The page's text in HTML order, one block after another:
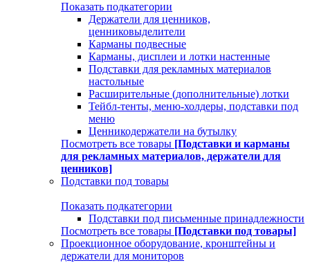
Показать подкатегории
Держатели для ценников,
ценниковыделители
Карманы подвесные
Карманы, дисплеи и лотки настенные
Подставки для рекламных материалов
настольные
Расширительные (дополнительные) лотки
Тейбл-тенты, меню-холдеры, подставки под
меню
Ценникодержатели на бутылку
Посмотреть все товары [Подставки и карманы
для рекламных материалов, держатели для
ценников]
Подставки под товары
Показать подкатегории
Подставки под письменные принадлежности
Посмотреть все товары [Подставки под товары]
Проекционное оборудование, кронштейны и
держатели для мониторов